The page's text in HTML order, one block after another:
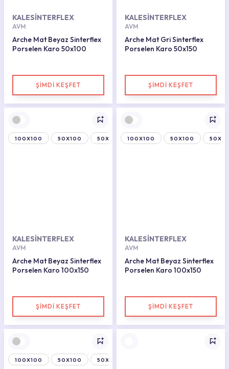
KALESİNTERFLEX
AVM
Arche Mat Beyaz Sinterflex
Porselen Karo 50x100
ŞİMDİ KEŞFET
KALESİNTERFLEX
AVM
Arche Mat Gri Sinterflex
Porselen Karo 50x150
ŞİMDİ KEŞFET
100X100 50X100 50X150
KALESİNTERFLEX
AVM
Arche Mat Beyaz Sinterflex
Porselen Karo 100x150
ŞİMDİ KEŞFET
100X100 50X100
KALESİNTERFLEX
AVM
Arche Mat Beyaz Sinterflex
Porselen Karo 100x150
ŞİMDİ KEŞFET
100X100 50X100 50X150